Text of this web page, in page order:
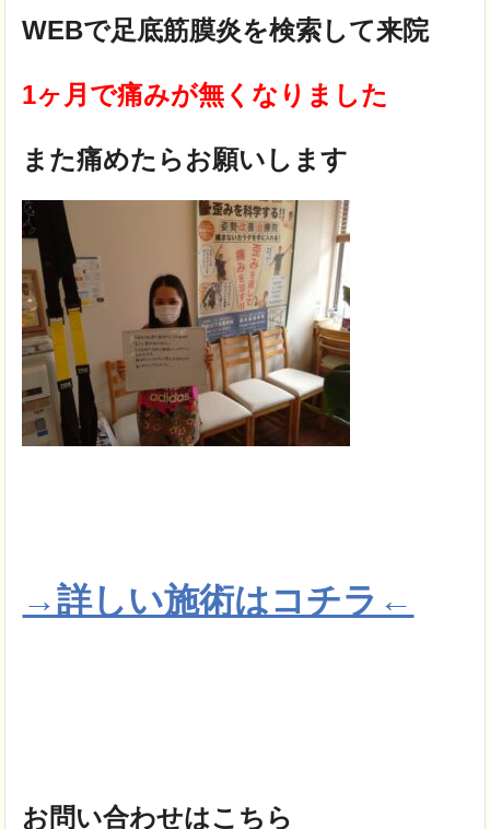
WEBで足底筋膜炎を検索して来院
1ヶ月で痛みが無くなりました
また痛めたらお願いします
→詳しい施術はコチラ←
お問い合わせはこちら